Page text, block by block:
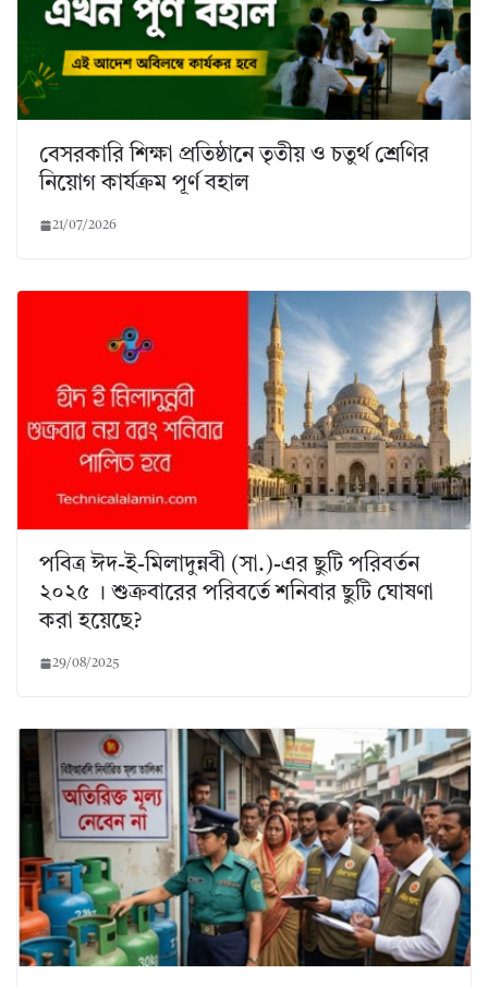
বেসরকারি শিক্ষা প্রতিষ্ঠানে তৃতীয় ও চতুর্থ শ্রেণির
নিয়োগ কার্যক্রম পূর্ণ বহাল
21/07/2026
পবিত্র ঈদ-ই-মিলাদুন্নবী (সা.)-এর ছুটি পরিবর্তন
২০২৫ । শুক্রবারের পরিবর্তে শনিবার ছুটি ঘোষণা
করা হয়েছে?
29/08/2025